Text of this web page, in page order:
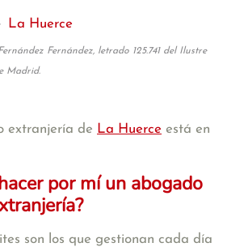
La Huerce
Fernández, letrado 125.741 del Ilustre
Madrid.
extranjería de La Huerce está en
por mí un abogado
son los que gestionan cada día